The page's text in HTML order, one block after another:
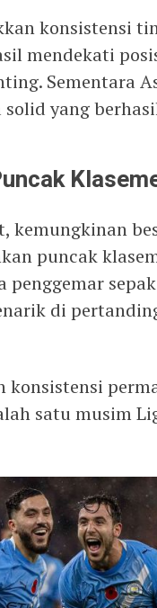
konsistensi
mendekati
Sementara
yang
kemungkinan
puncak
di
konsistensi
satu musim